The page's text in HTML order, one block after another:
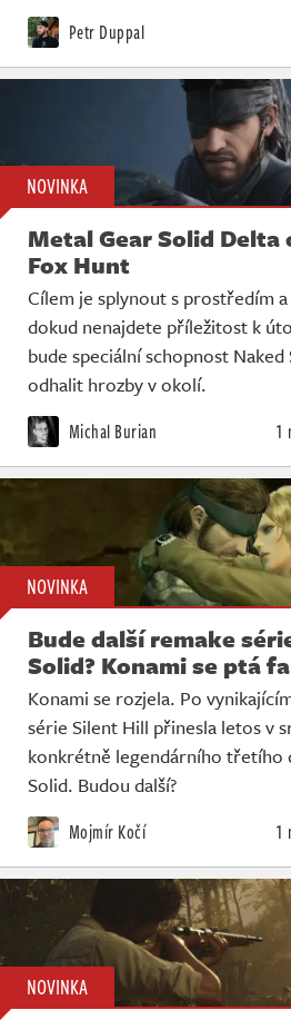
Petr Duppal
NOVINKA
Metal Gear Solid
Fox Hunt
Cílem je splynout s prostředím
dokud nenajdete příležitost k
bude speciální schopnost
odhalit hrozby v okolí.
Michal Burian 1
NOVINKA
Bude další remake
Solid? Konami se ptá
Konami se rozjela. Po
série Silent Hill přinesla letos v
konkrétně legendárního třetího
Solid. Budou další?
Mojmír Kočí 1
NOVINKA